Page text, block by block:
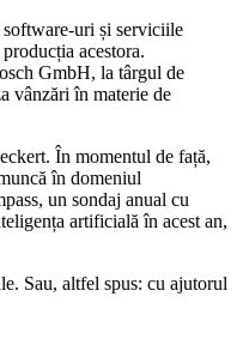
uri și serviciile
acestora.
GmbH, la târgul de
vânzări în materie de
În momentul de față,
în domeniul
un sondaj anual cu
artificială în acest an,
Sau, altfel spus: cu ajutorul